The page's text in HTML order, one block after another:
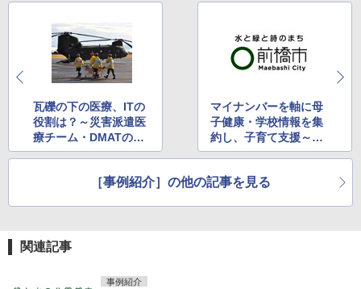
瓦礫の下の医療、ITの
役割は？～災害派遣医
療チーム・DMATの訓
練を見てきた
マイナンバーを軸に母
子健康・学校情報を集
約し、子育て支援～前
橋市
［事例紹介］の他の記事を見る
関連記事
事例紹介